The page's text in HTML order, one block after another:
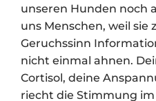
unseren Hunden noch
uns Menschen, weil sie
Geruchssinn
nicht einmal ahnen.
Cortisol, deine
riecht die Stimmung im